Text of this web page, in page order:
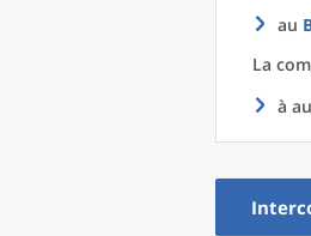
au
La
à